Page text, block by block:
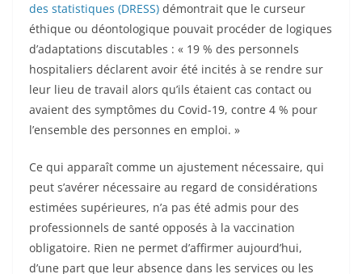
des statistiques (DRESS) démontrait que le curseur
éthique ou déontologique pouvait procéder de logiques
d’adaptations discutables : « 19 % des personnels
hospitaliers déclarent avoir été incités à se rendre sur
leur lieu de travail alors qu’ils étaient cas contact ou
avaient des symptômes du Covid-19, contre 4 % pour
l’ensemble des personnes en emploi. »
Ce qui apparaît comme un ajustement nécessaire, qui
peut s’avérer nécessaire au regard de considérations
estimées supérieures, n’a pas été admis pour des
professionnels de santé opposés à la vaccination
obligatoire. Rien ne permet d’affirmer aujourd’hui,
d’une part que leur absence dans les services ou les